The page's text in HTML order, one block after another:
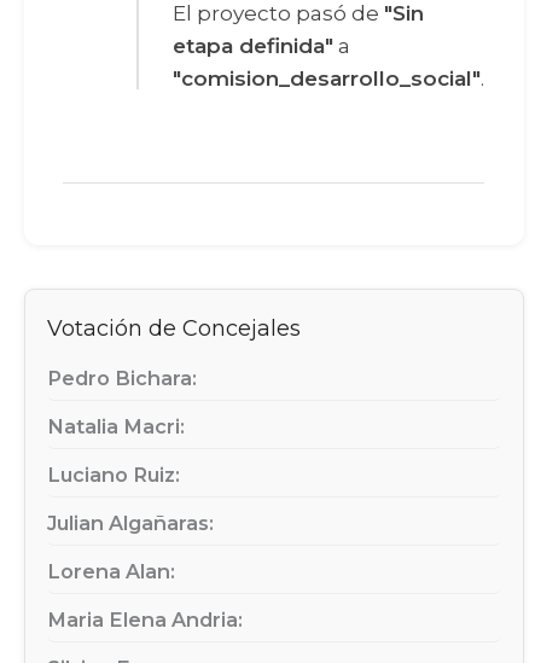
El proyecto pasó de "Sin
etapa definida" a
"comision_desarrollo_social".
Votación de Concejales
Pedro Bichara:
Natalia Macri:
Luciano Ruiz:
Julian Algañaras:
Lorena Alan:
Maria Elena Andria: